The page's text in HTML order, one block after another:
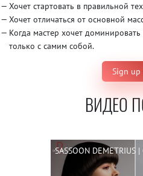
Хочет стартовать в правильной
Хочет отличаться от основной
Когда мастер хочет
только с самим собой.
Sign up
ВИДЕО